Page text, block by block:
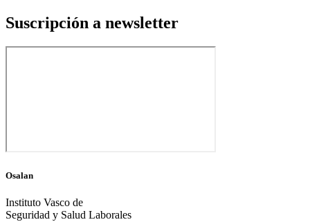
Suscripción a newsletter
Osalan
Instituto Vasco de
Seguridad y Salud Laborales